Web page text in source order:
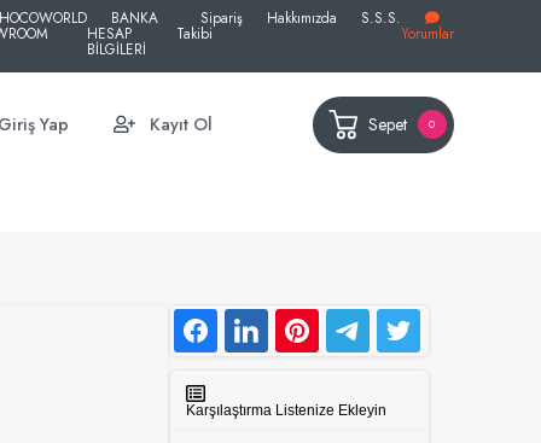
BANKA
HESAP
BİLGİLERİ
Sipariş
Takibi
Hakkımızda S.S.S.
Yorumlar
Giriş Yap Kayıt Ol Sepet 0
Karşılaştırma Listenize Ekleyin